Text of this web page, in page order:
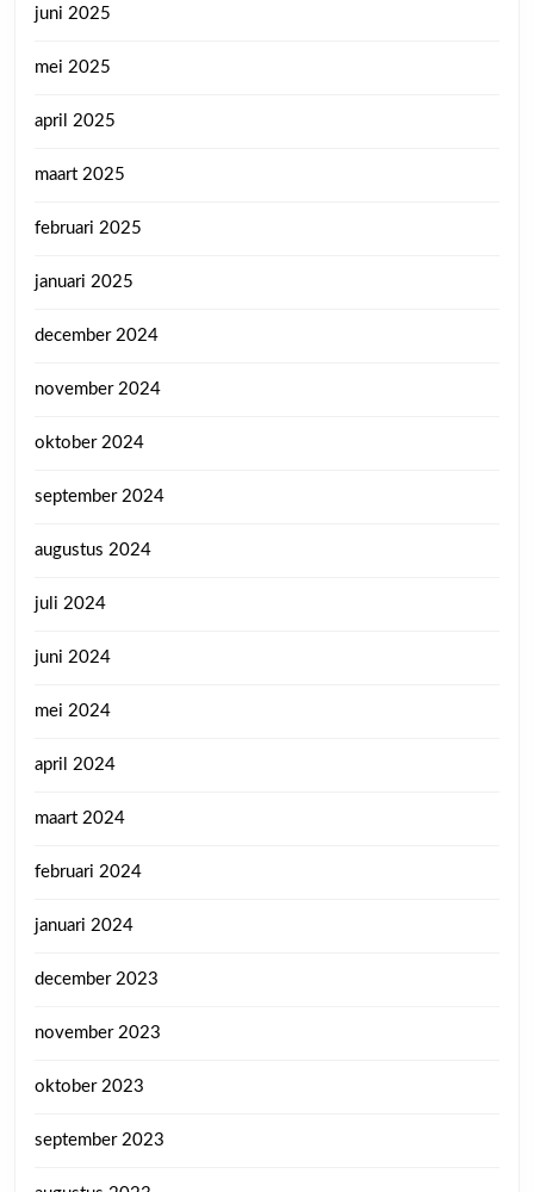
juni 2025
mei 2025
april 2025
maart 2025
februari 2025
januari 2025
december 2024
november 2024
oktober 2024
september 2024
augustus 2024
juli 2024
juni 2024
mei 2024
april 2024
maart 2024
februari 2024
januari 2024
december 2023
november 2023
oktober 2023
september 2023